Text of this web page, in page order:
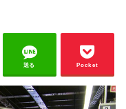
送る Pocket